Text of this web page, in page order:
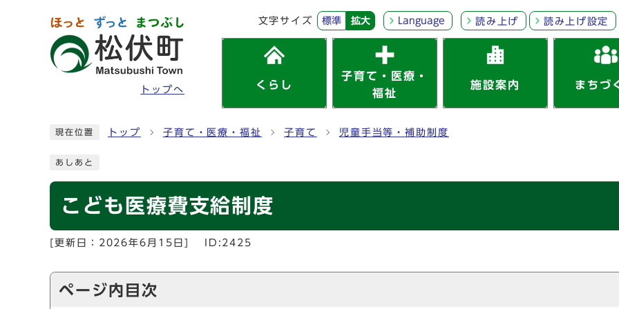
トップへ
文字サイズ 標準 拡大 Language 読み上げ 読み上げ設定
くらし
子育て・医療・
福祉
施設案内 まちづ
現在位置 トップ 子育て・医療・福祉 子育て 児童手当等・補助制度
あしあと
こども医療費支給制度
[更新日： 2026年6月15日 ID:2425
ページ内目次